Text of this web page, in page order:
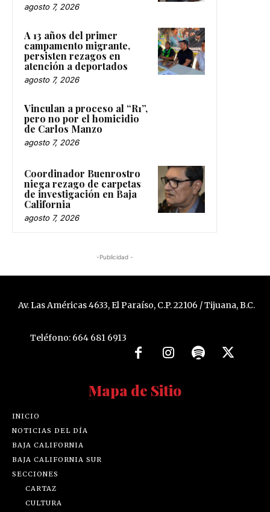
agosto 7, 2026
A 13 años del primer
campamento migrante,
persisten rezagos en
atención a deportados
agosto 7, 2026
Vinculan a proceso al “R1”,
pero no por el homicidio
de Carlos Manzo
agosto 7, 2026
Coordinador Buenrostro
niega rezago de carpetas
de investigación en Baja
California
agosto 7, 2026
-Publicidad -
Av. Las Américas 4633, El Paraíso, C.P. 22106 / Tijuana, B.C.
Teléfono: 664 681 6913
Mapa de Sitio
INICIO
NOTICIAS DEL DÍA
BAJA CALIFORNIA
BAJA CALIFORNIA SUR
SECCIONES
CARTAZ
CULTURA